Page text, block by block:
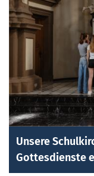
Unsere
Gottesdienste